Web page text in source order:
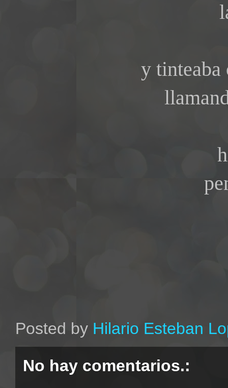
y tinteaba
Posted by Hilario Esteban
No hay comentarios.: